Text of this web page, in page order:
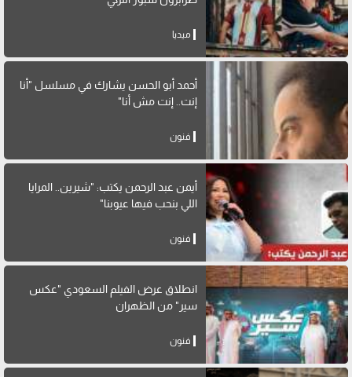
ميديا
أحمد أبو الحسن يشارك في مسلسل "أنا
إنت.. إنت مش أنا"
فنون
أيمن عبد الرحمن يكتب: "شيرين.. المرايا
اللي بنحب فيها عيوبنا"
فنون
انطلاق عرض الفيلم السعودي "عكس
سير" من الظهران
فنون